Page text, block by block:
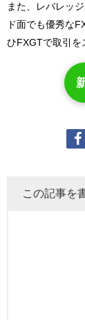
また、レバレッ
ド面でも優秀な
ひFXGTで取引を
この記事を